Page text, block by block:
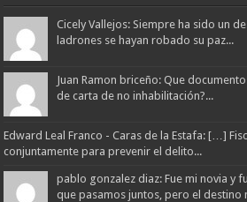
Cicely Vallejos: Siempre ha sido un
ladrones se hayan robado su paz...
Juan Ramon briceño: Que
de carta de no inhabilitación?...
Edward Leal Franco - Caras de la Estafa: […]
conjuntamente para prevenir el delito...
pablo gonzalez diaz: Fue mi novia y
que pasamos juntos, pero el destino